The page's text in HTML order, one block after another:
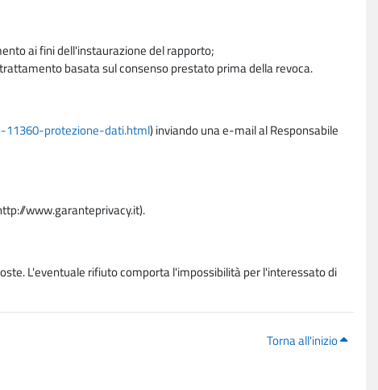
ai fini dell'instaurazione del rapporto;
basata sul consenso prestato prima della revoca.
11360-protezione-dati.html) inviando una e-mail al Responsabile
www.garanteprivacy.it).
L'eventuale rifiuto comporta l'impossibilità per l'interessato di
Torna all'inizio